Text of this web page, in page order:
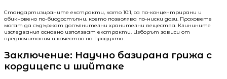
Стандартизираните екстракти, като 10:1, са по-концентрирани и
обикновено по-биодостъпни, което позволява по-ниски дози. Праховете
могат да съдържат допълнителни хранителни вещества. Клинините
изследвания основно използват екстракти. Изборът зависи от
предпочитания и качество на продукта.
Заключение: Научно базирана грижа с
кордицепс и шийтаке